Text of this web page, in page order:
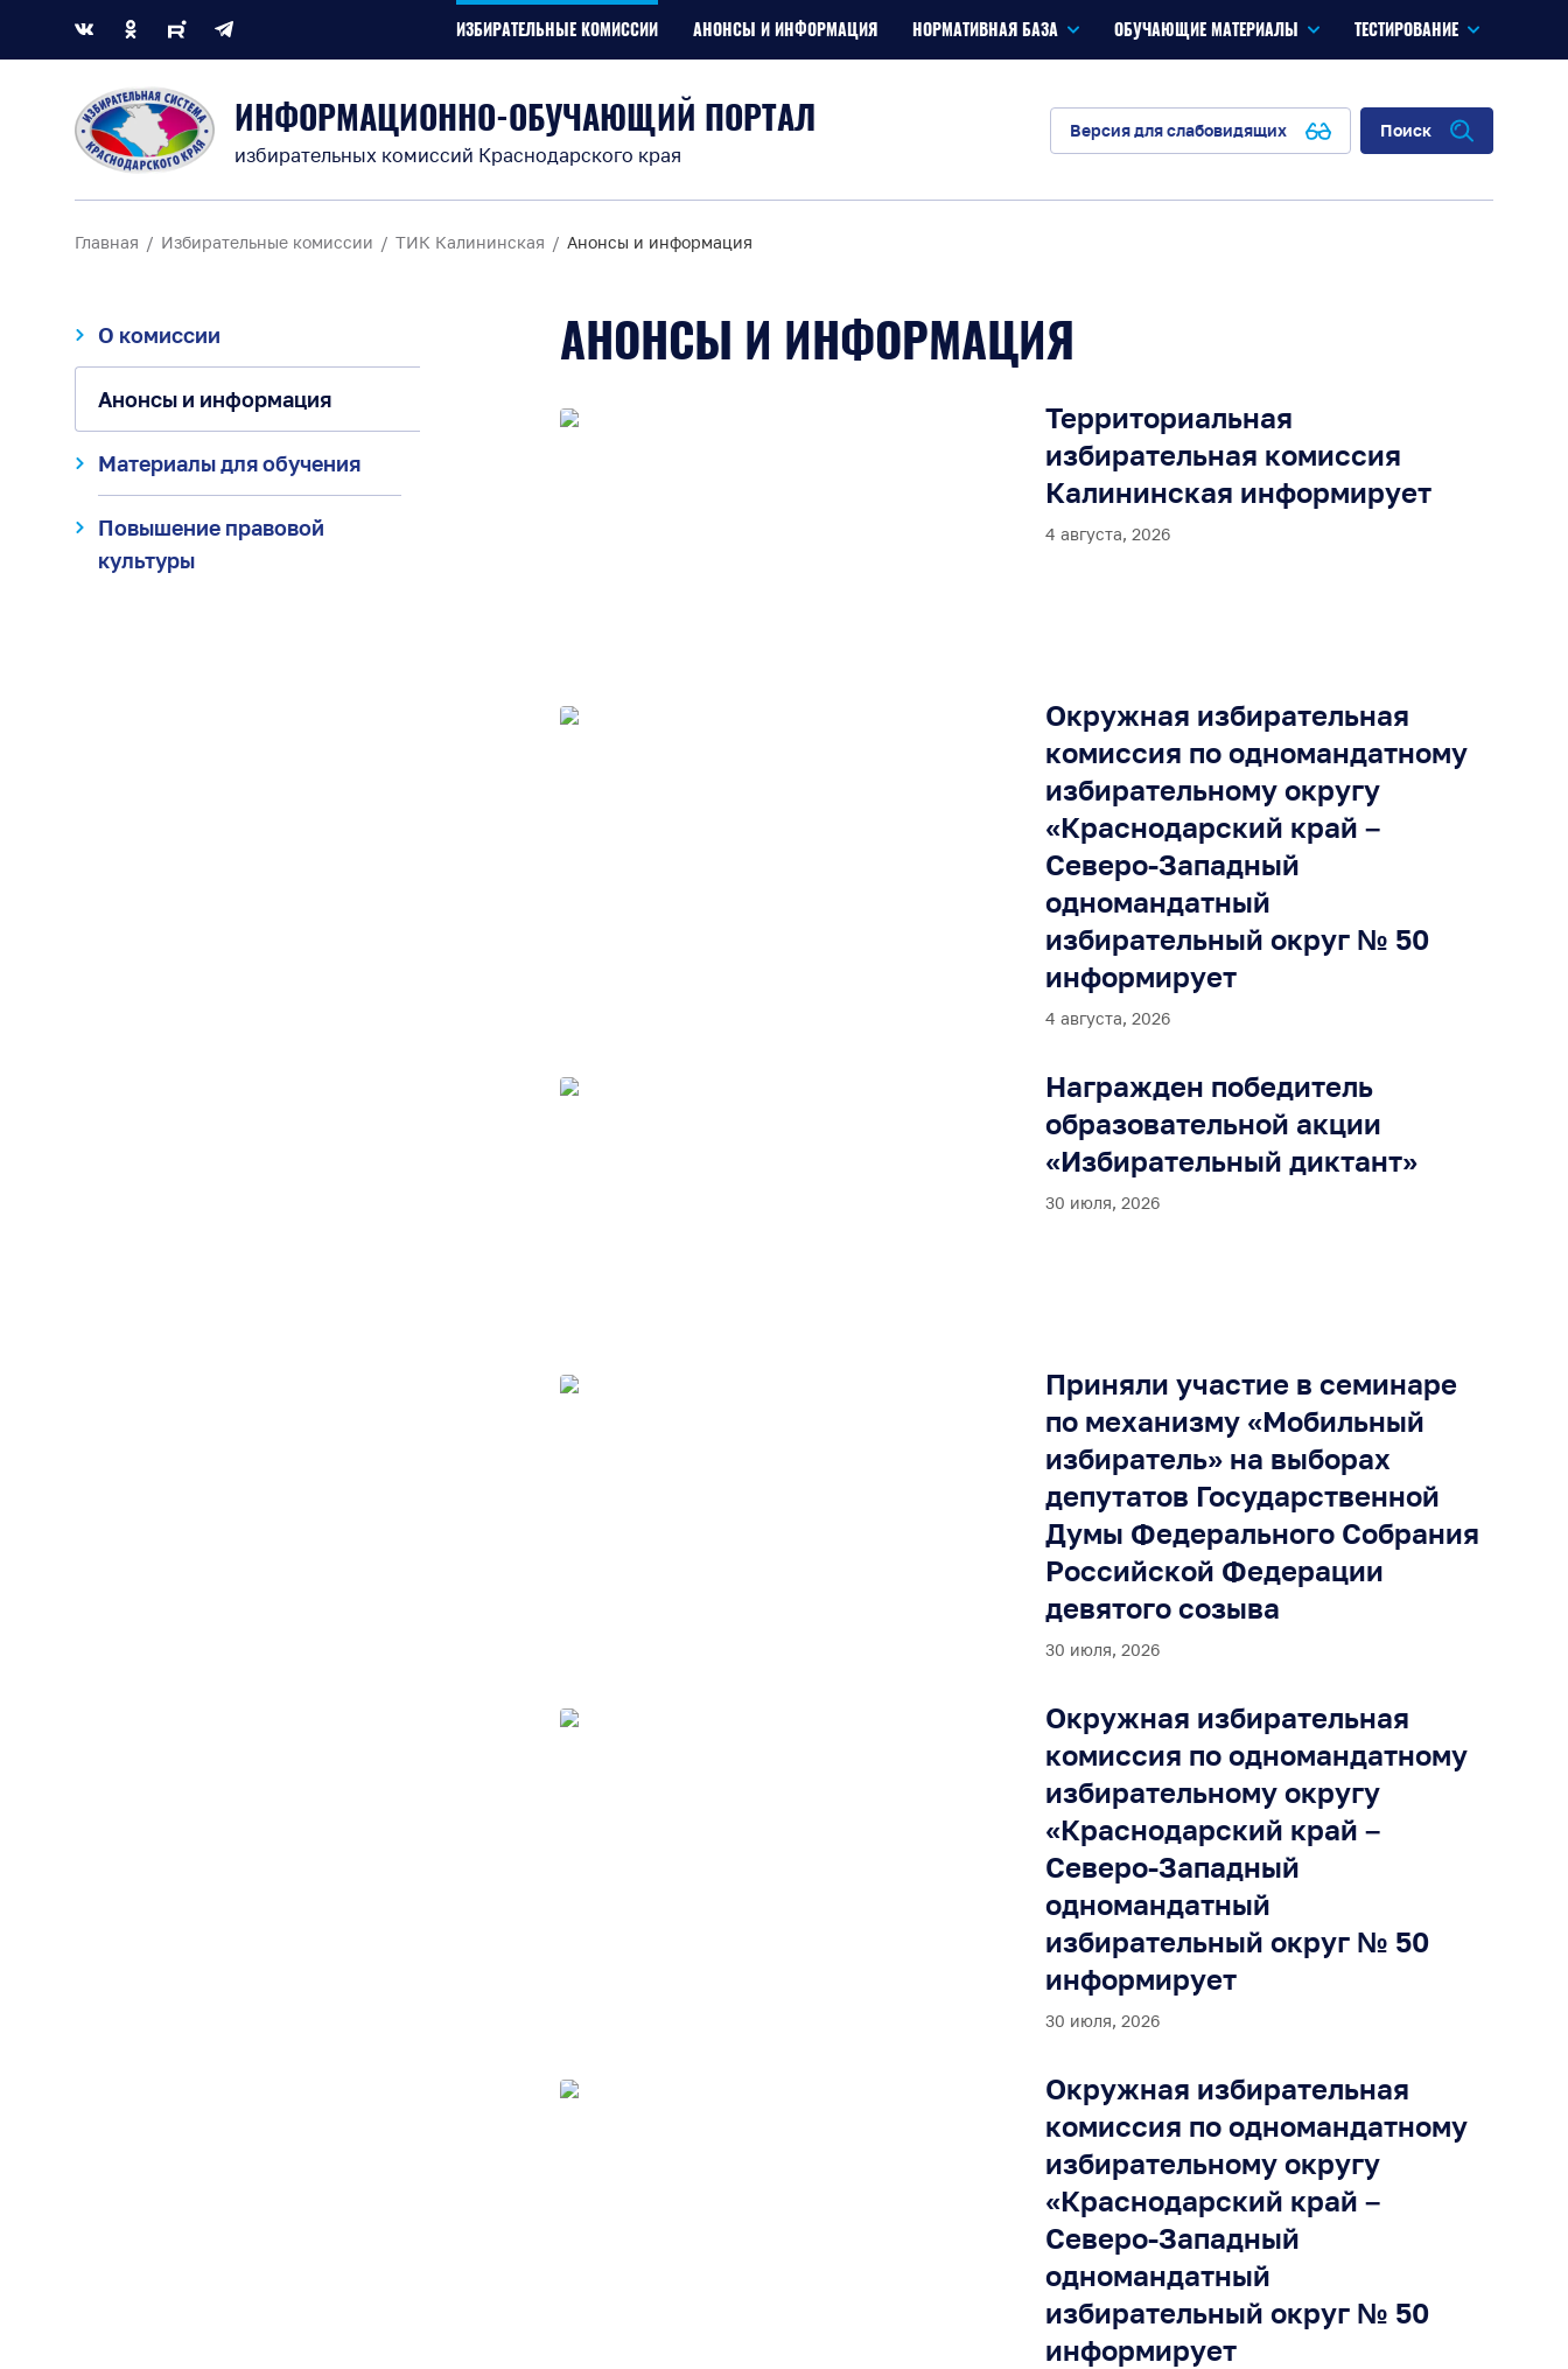
ИЗБИРАТЕЛЬНЫЕ КОМИССИИ АНОНСЫ И ИНФОРМАЦИЯ НОРМАТИВНАЯ БАЗА ОБУЧАЮЩИЕ МАТЕРИАЛЫ ТЕСТИРОВАНИЕ
ИНФОРМАЦИОННО-ОБУЧАЮЩИЙ ПОРТАЛ
избирательных комиссий Краснодарского края
Версия для слабовидящих Поиск
Главная Избирательные комиссии ТИК Калининская Анонсы и информация
О комиссии
Анонсы и информация
Материалы для обучения
Повышение правовой
культуры
АНОНСЫ И ИНФОРМАЦИЯ
Территориальная
избирательная комиссия
Калининская информирует
4 августа, 2026
Окружная избирательная
комиссия по одномандатному
избирательному округу
«Краснодарский край –
Северо-Западный
одномандатный
избирательный округ № 50
информирует
4 августа, 2026
Награжден победитель
образовательной акции
«Избирательный диктант»
30 июля, 2026
Приняли участие в семинаре
по механизму «Мобильный
избиратель» на выборах
депутатов Государственной
Думы Федерального Собрания
Российской Федерации
девятого созыва
30 июля, 2026
Окружная избирательная
комиссия по одномандатному
избирательному округу
«Краснодарский край –
Северо-Западный
одномандатный
избирательный округ № 50
информирует
30 июля, 2026
Окружная избирательная
комиссия по одномандатному
избирательному округу
«Краснодарский край –
Северо-Западный
одномандатный
избирательный округ № 50
информирует